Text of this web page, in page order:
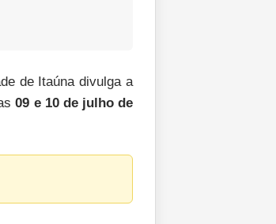
de Itaúna divulga a
09 e 10 de julho de